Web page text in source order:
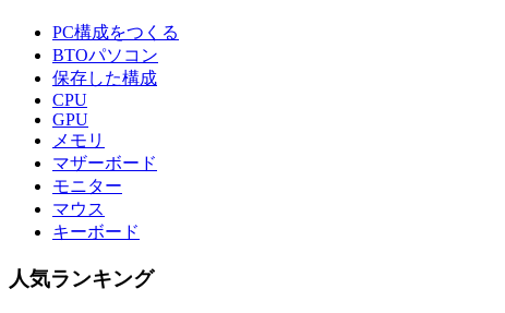
PC構成をつくる
BTOパソコン
保存した構成
CPU
GPU
メモリ
マザーボード
モニター
マウス
キーボード
人気ランキング